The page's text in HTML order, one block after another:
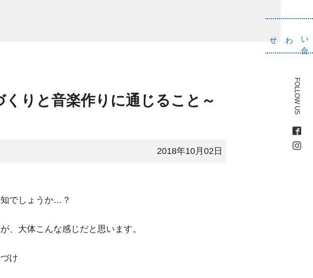
りと音楽作りに通じること～
2018年10月02日
でしょうか…？
、大体こんな感じだと思います。
け
わせ
FOLLOW US